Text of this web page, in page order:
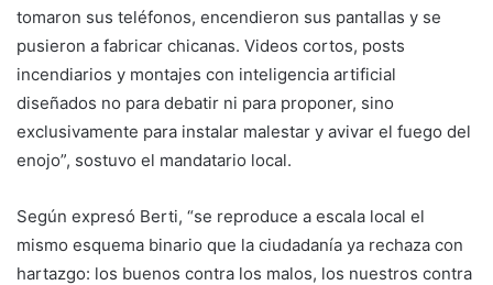
tomaron sus teléfonos, encendieron sus pantallas y se
pusieron a fabricar chicanas. Videos cortos, posts
incendiarios y montajes con inteligencia artificial
diseñados no para debatir ni para proponer, sino
exclusivamente para instalar malestar y avivar el fuego del
enojo”, sostuvo el mandatario local.
Según expresó Berti, “se reproduce a escala local el
mismo esquema binario que la ciudadanía ya rechaza con
hartazgo: los buenos contra los malos, los nuestros contra